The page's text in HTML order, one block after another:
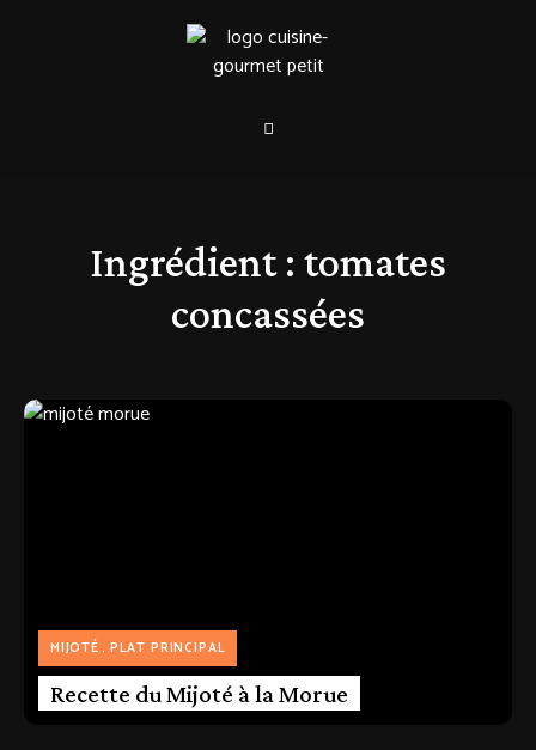
Ingrédient : tomates
concassées
MIJOTÉ PLAT PRINCIPAL
Recette du Mijoté à la Morue